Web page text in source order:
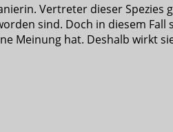
Vertreter dieser Spezies
sind. Doch in diesem Fall
Meinung hat. Deshalb wirkt